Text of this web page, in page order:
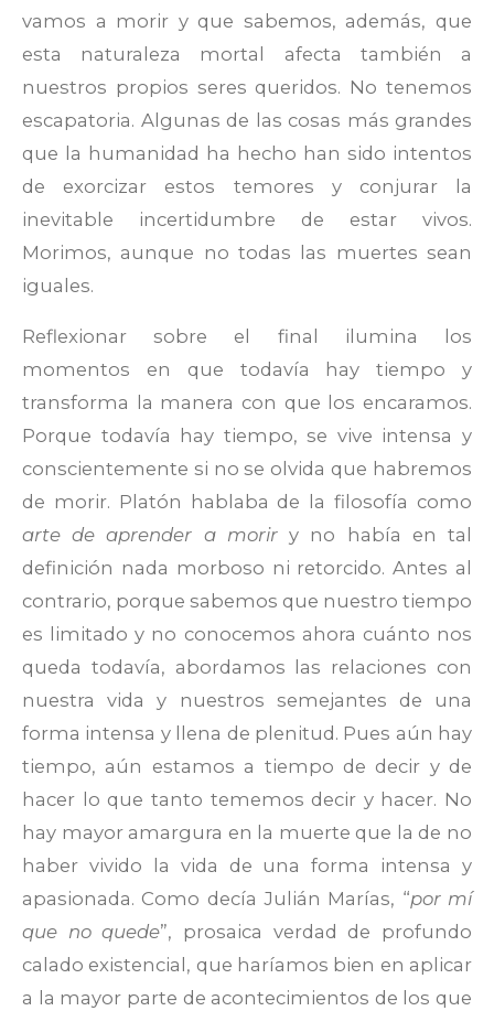
vamos a morir y que sabemos, además, que
esta naturaleza mortal afecta también a
nuestros propios seres queridos. No tenemos
escapatoria. Algunas de las cosas más grandes
que la humanidad ha hecho han sido intentos
de exorcizar estos temores y conjurar la
inevitable incertidumbre de estar vivos.
Morimos, aunque no todas las muertes sean
iguales.
Reflexionar sobre el final ilumina los
momentos en que todavía hay tiempo y
transforma la manera con que los encaramos.
Porque todavía hay tiempo, se vive intensa y
conscientemente si no se olvida que habremos
de morir. Platón hablaba de la filosofía como
arte de aprender a moriry no había en tal
definición nada morboso ni retorcido. Antes al
contrario, porque sabemos que nuestro tiempo
es limitado y no conocemos ahora cuánto nos
queda todavía, abordamos las relaciones con
nuestra vida y nuestros semejantes de una
forma intensa y llena de plenitud. Pues aún hay
tiempo, aún estamos a tiempo de decir y de
hacer lo que tanto tememos decir y hacer. No
hay mayor amargura en la muerte que la de no
haber vivido la vida de una forma intensa y
apasionada. Como decía Julián Marías, “por mí
que no quede”, prosaica verdad de profundo
calado existencial, que haríamos bien en aplicar
a la mayor parte de acontecimientos de los que